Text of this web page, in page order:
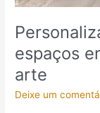
espaços
arte
Deixe um